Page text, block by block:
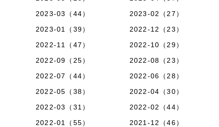
2023-03（44）
2023-02（27）
2023-01（39）
2022-12（23）
2022-11（47）
2022-10（29）
2022-09（25）
2022-08（23）
2022-07（44）
2022-06（28）
2022-05（38）
2022-04（30）
2022-03（31）
2022-02（44）
2022-01（55）
2021-12（46）